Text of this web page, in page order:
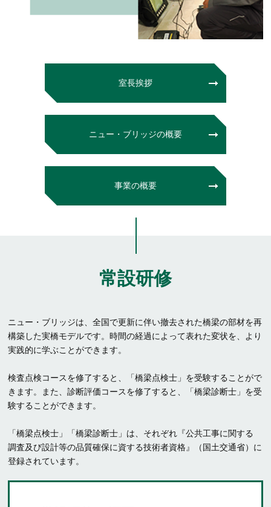
室⻑挨拶
ニュー・ブリッジの概要
事業の概要
常設研修
ニュー・ブリッジは、全国で更新に伴い撤去された橋梁の部材を再
構築した実橋モデルです。時間の経過によって表れた変状を、より
実践的に学ぶことができます。
検査点検コースを修了すると、「橋梁点検士」を受験することがで
きます。また、診断評価コースを修了すると、「橋梁診断士」を受
験することができます。
「橋梁点検士」「橋梁診断士」は、それぞれ『公共工事に関する
調査及び設計等の品質確保に資する技術者資格』（国土交通省）に
登録されています。